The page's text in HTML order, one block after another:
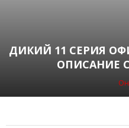
ДИКИЙ 11 СЕРИЯ
ОПИСАНИЕ